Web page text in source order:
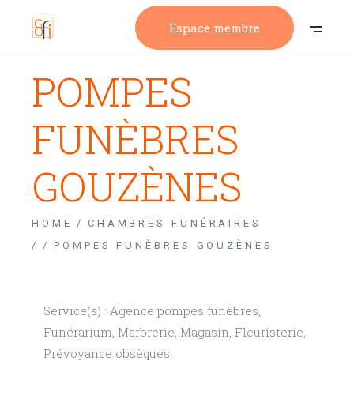
Espace membre
POMPES
FUNÈBRES
GOUZÈNES
HOME
CHAMBRES FUNÉRAIRES
/
POMPES FUNÈBRES GOUZÈNES
Service(s) : Agence pompes funèbres,
Funérarium, Marbrerie, Magasin, Fleuristerie,
Prévoyance obsèques.